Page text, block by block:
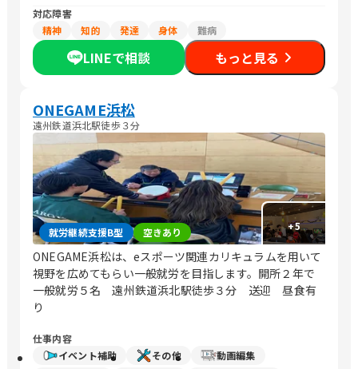
対応障害
精神
知的 発達 身体 難病
LINEで相談 もっと見る
ONEGAME浜松
遠州鉄道浜北駅徒歩３分
+5
就労継続支援B型 空きあり
ONEGAME浜松は、eスポーツ関連カリキュラムを用いて
視野を広めてもらい一般就労を目指します。開所２年で
一般就労５名 遠州鉄道浜北駅徒歩３分 送迎 昼食有
り
仕事内容
イベント補助
その他
動画編集